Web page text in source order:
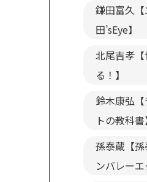
鎌田富久
田’sEye】
北尾吉孝
る！】
鈴木康弘
トの教科書
孫泰蔵【
ンバレーエ